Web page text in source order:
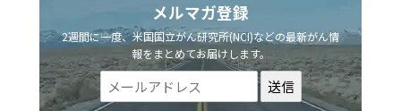
メルマガ登録
2週間に一度、米国国立がん研究所(NCI)などの最新がん情
報をまとめてお届けします。